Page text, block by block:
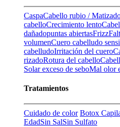
CaspaCabello rubio /
cabelloCrecimiento lento
dañadopuntas abiertasFrizz
volumenCuero cabelludo
cabelludoIrritación del cuero
rizadoRotura del cabello
Solarexceso de seboMal olor
Tratamientos
Cuidado de color Botox
EdadSin SalSin Sulfato